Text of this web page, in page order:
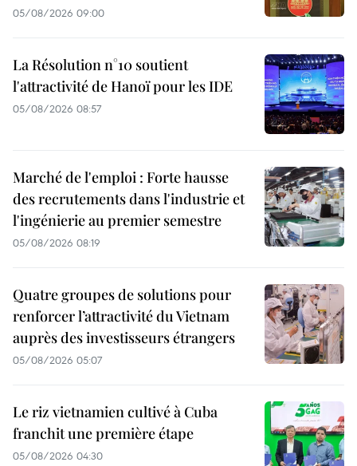
05/08/2026 09:00
La Résolution n°10 soutient
l'attractivité de Hanoï pour les IDE
05/08/2026 08:57
Marché de l'emploi : Forte hausse
des recrutements dans l'industrie et
l'ingénierie au premier semestre
05/08/2026 08:19
Quatre groupes de solutions pour
renforcer l’attractivité du Vietnam
auprès des investisseurs étrangers
05/08/2026 05:07
Le riz vietnamien cultivé à Cuba
franchit une première étape
05/08/2026 04:30